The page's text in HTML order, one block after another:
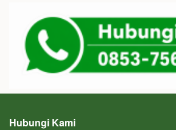
Hubungi Kami